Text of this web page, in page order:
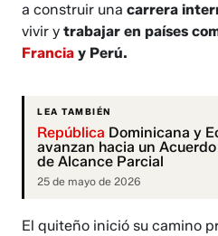
a construir unacarrera
vivir ytrabajar en países
Francia y Perú.
LEA TAMBIÉN
República Dominicana y
avanzan hacia un
de Alcance Parcial
25 de mayo de 2026
El quiteño inició su camino